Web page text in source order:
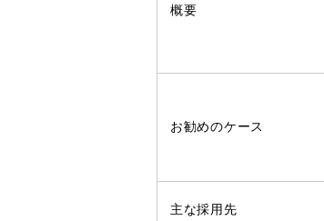
概要
お勧めのケース
主な採用先